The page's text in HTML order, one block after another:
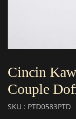
Cincin
Couple
SKU : PTD0583PTD